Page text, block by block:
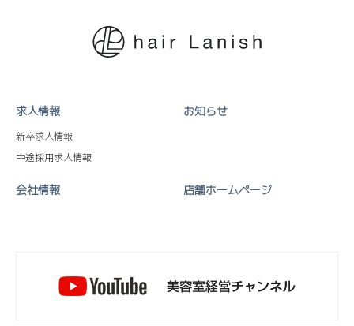
求人情報
新卒求人情報
中途採用求人情報
お知らせ
会社情報 店舗ホームページ